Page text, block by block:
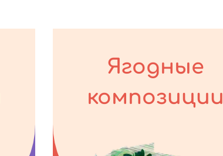
Ягодные
композиции